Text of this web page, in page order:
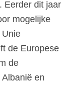
Eerder dit jaar
mogelijke
Unie
de Europese
de
en